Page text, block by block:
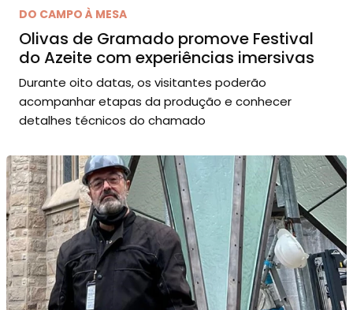
DO CAMPO À MESA
Olivas de Gramado promove Festival
do Azeite com experiências imersivas
Durante oito datas, os visitantes poderão
acompanhar etapas da produção e conhecer
detalhes técnicos do chamado